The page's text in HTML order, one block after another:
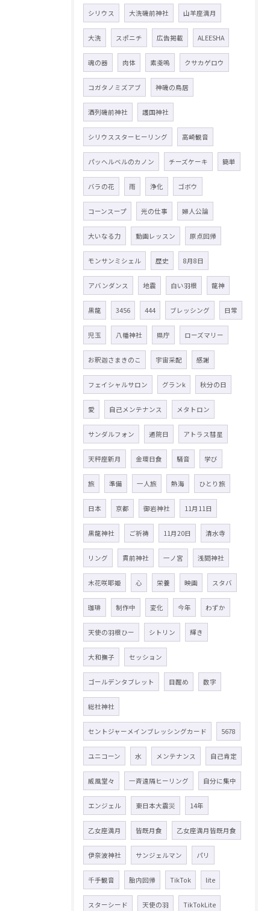
シリウス 大洗磯前神社 山羊座満月
大洗 スポニチ 広告掲載 ALEESHA
魂の器 肉体 素戔嗚 クサカゲロウ
コガタノミズアブ 神磯の鳥居
酒列磯前神社 護国神社
シリウススターヒーリング 高崎観音
パッヘルベルのカノン チーズケーキ 簡単
バラの花 雨 浄化 ゴボウ
コーンスープ 光の仕事 婦人公論
大いなる力 動画レッスン 原点回帰
モンサンミシェル 歴史 8月8日
アバンダンス 地震 白い羽根 龍神
黒龍 3456 444 ブレッシング 日常
児玉 八幡神社 県庁 ローズマリー
お釈迦さまきのこ 宇宙采配 感謝
フェイシャルサロン グランk 秋分の日
愛 自己メンテナンス メタトロン
サンダルフォン 通院日 アトラス彗星
天秤座新月 金環日食 騒音 学び
旅 準備 一人旅 熱海 ひとり旅
日本 京都 御岩神社 11月11日
黒龍神社 ご祈祷 11月20日 清水寺
リング 貫前神社 一ノ宮 浅間神社
木花咲耶姫 心 栄養 映画 スタバ
珈琲 制作中 変化 今年 わずか
天使の羽根ひー シトリン 輝き
大和撫子 セッション
ゴールデンタブレット 目醒め 数字
総社神社
セントジャーメインブレッシングカード 5678
ユニコーン 水 メンテナンス 自己肯定
威風堂々 一斉遠隔ヒーリング 自分に集中
エンジェル 東日本大震災 14年
乙女座満月 皆既月食 乙女座満月皆既月食
伊奈波神社 サンジェルマン パリ
千手観音 胎内回帰 TikTok lite
スターシード 天使の羽 TikTokLite